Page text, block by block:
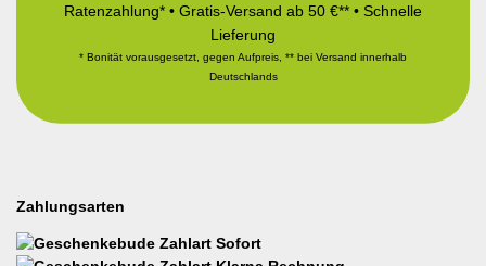
Ratenzahlung* • Gratis-Versand ab 50 €** • Schnelle
Lieferung
* Bonität vorausgesetzt, gegen Aufpreis, ** bei Versand innerhalb
Deutschlands
Zahlungsarten